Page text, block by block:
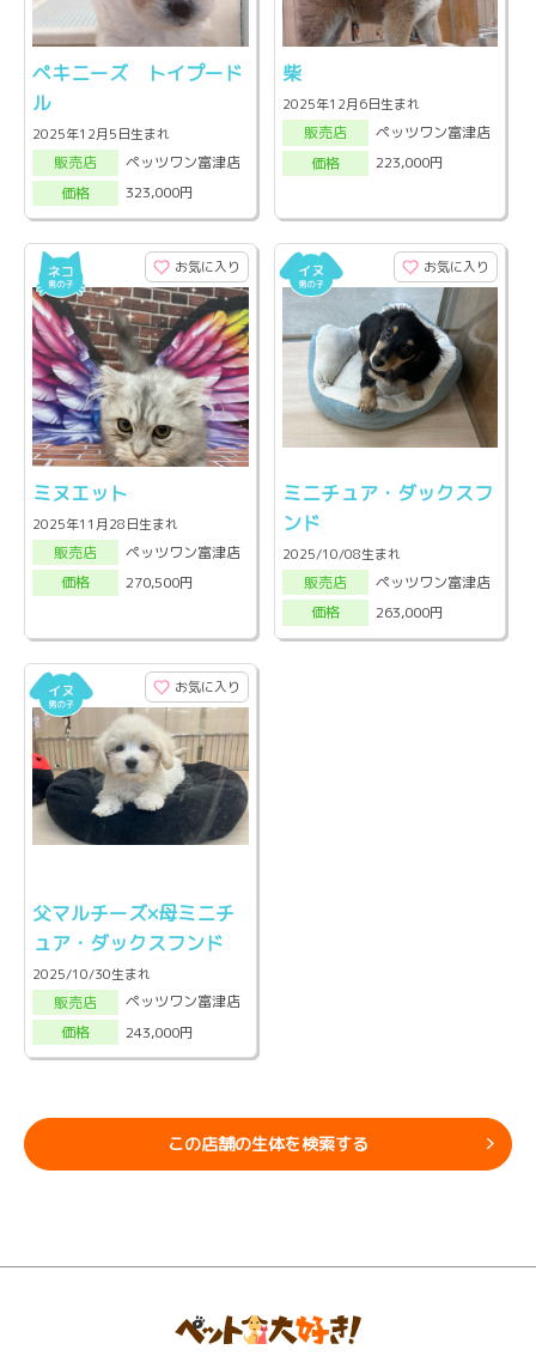
ペキニーズ トイプード
ル
2025年12月5日生まれ
販売店
ペッツワン富津店
価格
323,000円
柴
2025年12月6日生まれ
販売店
ペッツワン富津店
価格
223,000円
お気に入り
ミヌエット
2025年11月28日生まれ
販売店
ペッツワン富津店
価格
270,500円
お気に入り
ミニチュア・ダックスフ
ンド
2025/10/08生まれ
販売店
ペッツワン富津店
価格
263,000円
お気に入り
父マルチーズ×母ミニチ
ュア・ダックスフンド
2025/10/30生まれ
販売店
ペッツワン富津店
価格
243,000円
この店舗の生体を検索する